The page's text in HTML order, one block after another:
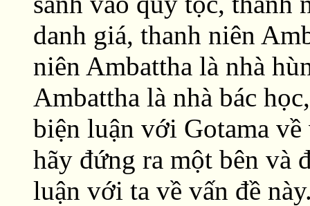
danh giá, thanh niên
niên Ambattha là nhà
Ambattha là nhà bác
biện luận với Gotama
hãy đứng ra một bên và
luận với ta về vấn đề